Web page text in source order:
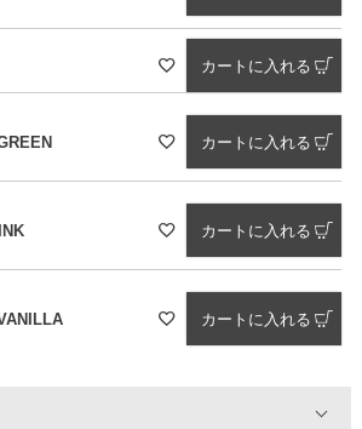
カートに入れる
カートに入れる
カートに入れる
カートに入れる